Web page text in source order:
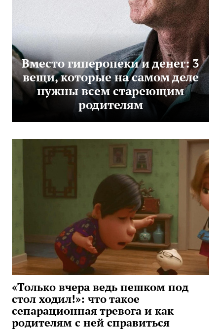
Вместо гиперопеки и денег: 3
вещи, которые на самом деле
нужны всем стареющим
родителям
«Только вчера ведь пешком под
стол ходил!»: что такое
сепарационная тревога и как
родителям с ней справиться